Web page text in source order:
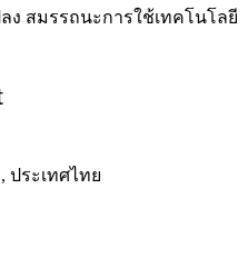
ง สมรรถนะการใช้เทคโนโลยี
ประเทศไทย